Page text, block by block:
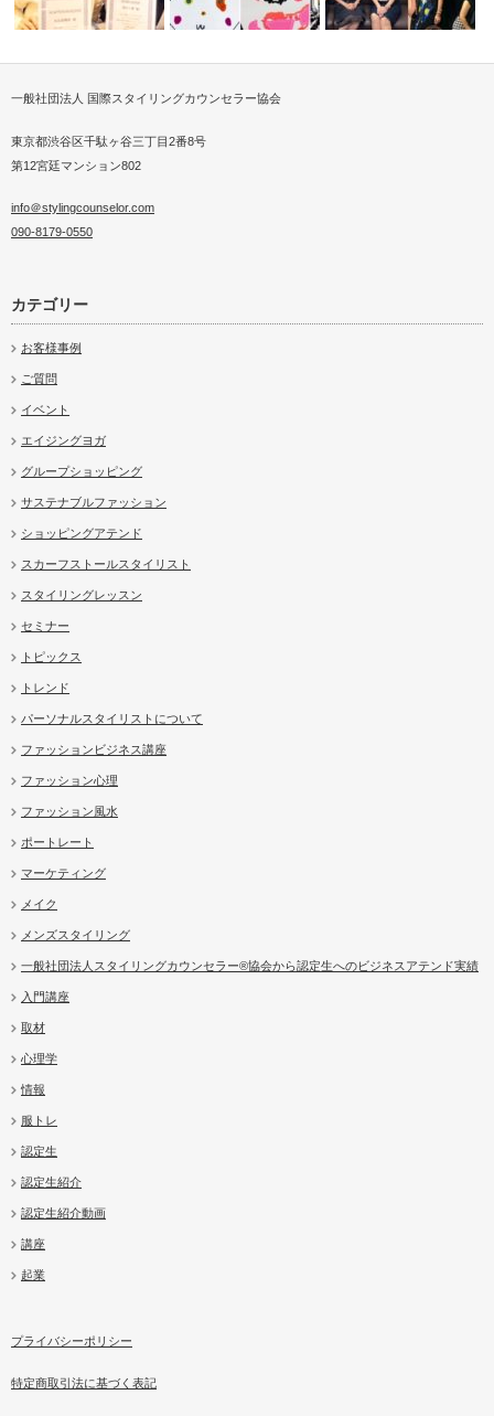
®札幌初開催…
中学校で環境問題を教える
一般社団法人 国際スタイリングカウンセラー協会
東京都渋谷区千駄ヶ谷三丁目2番8号
第12宮廷マンション802
info＠stylingcounselor.com
090-8179-0550
カテゴリー
お客様事例
ご質問
イベント
エイジングヨガ
グループショッピング
サステナブルファッション
ショッピングアテンド
スカーフストールスタイリスト
スタイリングレッスン
セミナー
トピックス
トレンド
パーソナルスタイリストについて
ファッションビジネス講座
ファッション心理
ファッション風水
ポートレート
マーケティング
メイク
メンズスタイリング
一般社団法人スタイリングカウンセラー®協会から認定生へのビジネスアテンド実績
入門講座
取材
心理学
情報
服トレ
認定生
認定生紹介
認定生紹介動画
講座
起業
プライバシーポリシー
特定商取引法に基づく表記